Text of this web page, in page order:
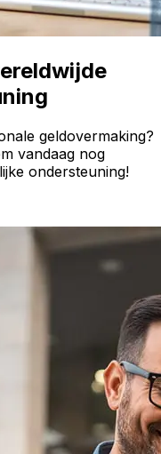
geldovermaking?
vandaag nog
ondersteuning!